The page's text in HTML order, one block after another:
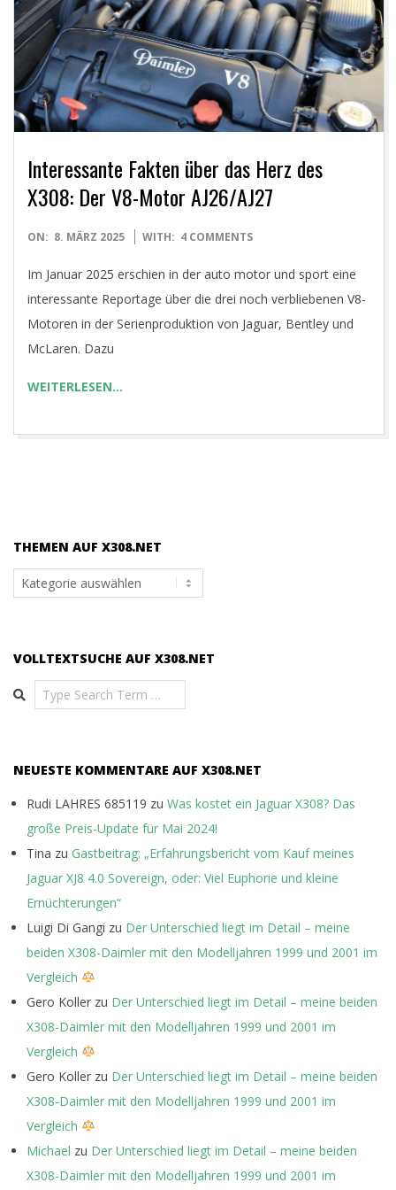
T
Interessante Fakten über das Herz des
X308: Der V8-Motor AJ26/AJ27
2025-
08
ON: 8. MÄRZ 2025 WITH: 4 COMMENTS
Im Januar 2025 erschien in der auto motor und sport eine
interessante Reportage über die drei noch verbliebenen V8-
Motoren in der Serienproduktion von Jaguar, Bentley und
McLaren. Dazu
WEITERLESEN…
THEMEN AUF X308.NET
Themen
auf
VOLLTEXTSUCHE AUF X308.NET
Search
NEUESTE KOMMENTARE AUF X308.NET
Rudi LAHRES 685119 zu Was kostet ein Jaguar X308? Das
große Preis-Update für Mai 2024!
Tina zu Gastbeitrag: „Erfahrungsbericht vom Kauf meines
Jaguar XJ8 4.0 Sovereign, oder: Viel Euphorie und kleine
Ernüchterungen“
Luigi Di Gangi zu Der Unterschied liegt im Detail – meine
beiden X308-Daimler mit den Modelljahren 1999 und 2001 im
Vergleich
Gero Koller zu Der Unterschied liegt im Detail – meine beiden
X308-Daimler mit den Modelljahren 1999 und 2001 im
Vergleich
Gero Koller zu Der Unterschied liegt im Detail – meine beiden
X308-Daimler mit den Modelljahren 1999 und 2001 im
Vergleich
Michael zu Der Unterschied liegt im Detail – meine beiden
X308-Daimler mit den Modelljahren 1999 und 2001 im